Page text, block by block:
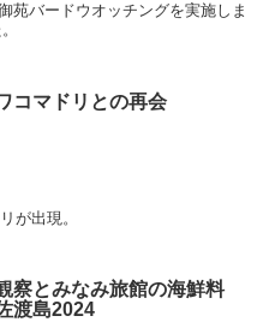
苑バードウオッチングを実施しま
コマドリとの再会
が出現。
察とみなみ旅館の海鮮料
渡島2024